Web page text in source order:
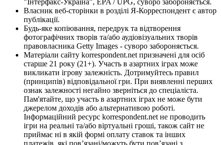
Власник веб-сторінки в розділі Я-Корреспондент є автор
публікації.
Будь-яке копіювання, передрук та відтворення
фотографічних творів та/або аудіовізуальних творів
правовласника Getty Images - суворо забороняється.
Матеріали сайту korrespondent.net призначені для осіб
старше 21 року (21+). Участь в азартних іграх може
викликати ігрову залежність. Дотримуйтесь правил
(принципів) відповідальної гри. При виявленні перших
ознак залежності негайно зверніться до спеціаліста.
Пам'ятайте, що участь в азартних іграх не може бути
джерелом доходів або альтернативою роботі.
Інформаційний ресурс korrespondent.net не проводить
ігри на реальні та/або віртуальні гроші, також сайт не
приймає ні в якій формі оплату ставок та інших
платежів, які пов’язані/можуть бути пов’язані з